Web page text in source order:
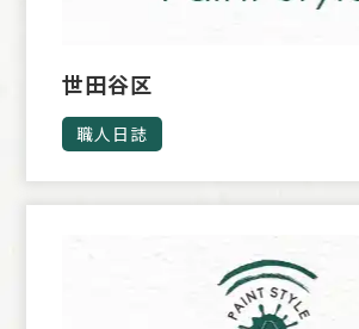
世田谷区
職人日誌